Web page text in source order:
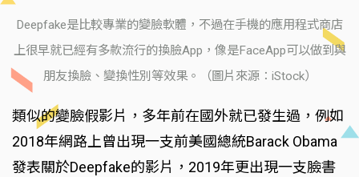
Deepfake是比較專業的變臉軟體，不過在手機的應用程式商店
上很早就已經有多款流行的換臉App，像是FaceApp可以做到與
朋友換臉、變換性別等效果。（圖片來源：iStock）
類似的變臉假影片，多年前在國外就已發生過，例如
2018年網路上曾出現一支前美國總統Barack Obama
發表關於Deepfake的影片，2019年更出現一支臉書